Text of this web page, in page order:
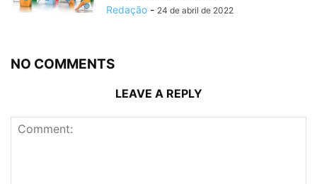
Redação - 24 de abril de 2022
NO COMMENTS
LEAVE A REPLY